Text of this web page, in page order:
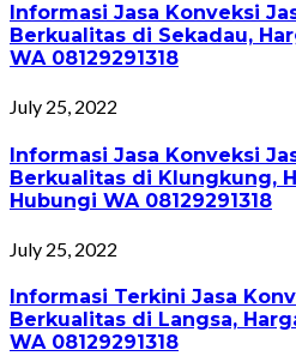
Informasi Jasa Konveksi
Berkualitas di Sekadau,
WA 08129291318
July 25, 2022
Informasi Jasa Konveksi
Berkualitas di Klungkung,
Hubungi WA 08129291318
July 25, 2022
Informasi Terkini Jasa
Berkualitas di Langsa,
WA 08129291318